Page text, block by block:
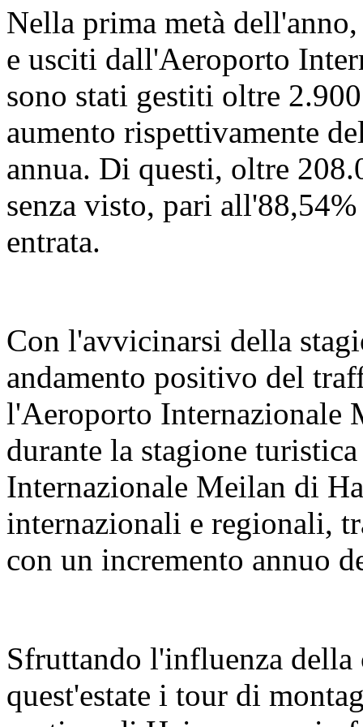
Nella prima metà
e usciti dall'Aeroporto
sono stati gestiti oltre
aumento rispettivamente
annua. Di questi, oltre
senza visto, pari
entrata.
Con l'avvicinarsi della
andamento positivo del
l'Aeroporto Internazionale
durante la stagione
Internazionale Meilan di
internazionali e regionali,
con un incremento annuo
Sfruttando l'influenza
quest'estate i tour di